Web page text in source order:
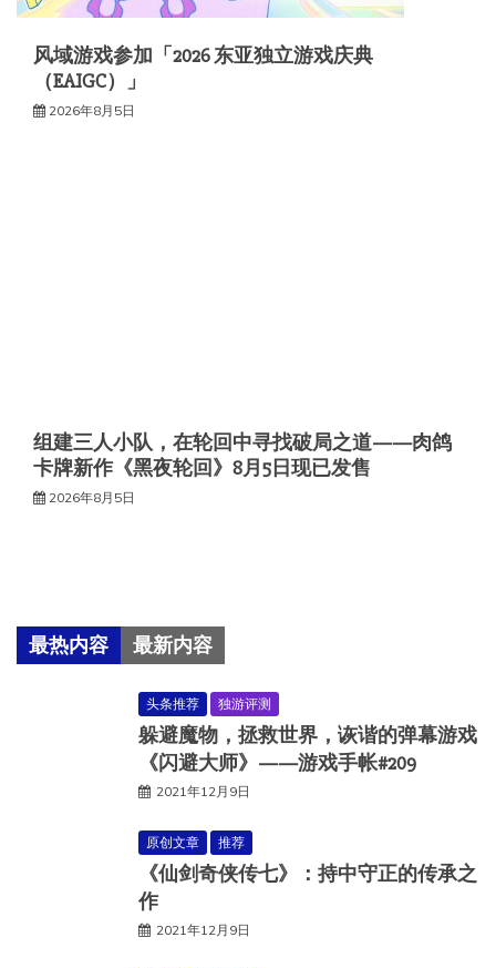
风域游戏参加「2026 东亚独立游戏庆典
（EAIGC）」
2026年8月5日
组建三人小队，在轮回中寻找破局之道——肉鸽
卡牌新作《黑夜轮回》8月5日现已发售
2026年8月5日
最热内容 最新内容
头条推荐 独游评测
躲避魔物，拯救世界，诙谐的弹幕游戏
《闪避大师》——游戏手帐#209
2021年12月9日
原创文章 推荐
《仙剑奇侠传七》：持中守正的传承之
作
2021年12月9日